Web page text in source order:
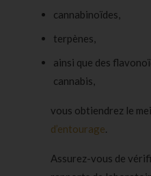
cannabinoïdes,
terpènes,
ainsi que des
cannabis,
vous obtiendrez le
d’entourage.
Assurez-vous de